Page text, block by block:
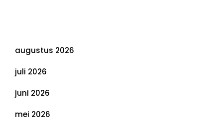
augustus 2026
juli 2026
juni 2026
mei 2026